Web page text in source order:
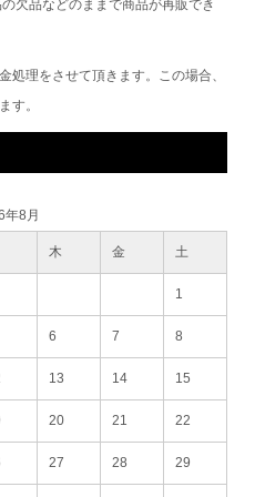
欠品などのままで商品が再販でき
処理をさせて頂きます。この場合、
す。
年8月
木 金 土
1
6 7 8
13 14 15
20 21 22
27 28 29